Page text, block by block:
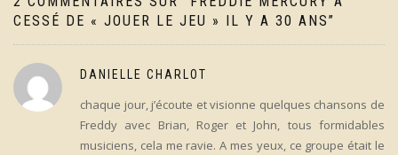
CESSÉ DE « JOUER LE JEU » IL Y A 30 ANS”
DANIELLE CHARLOT
chaque jour, j’écoute et visionne quelques chansons de
Freddy avec Brian, Roger et John, tous formidables
musiciens, cela me ravie. A mes yeux, ce groupe était le